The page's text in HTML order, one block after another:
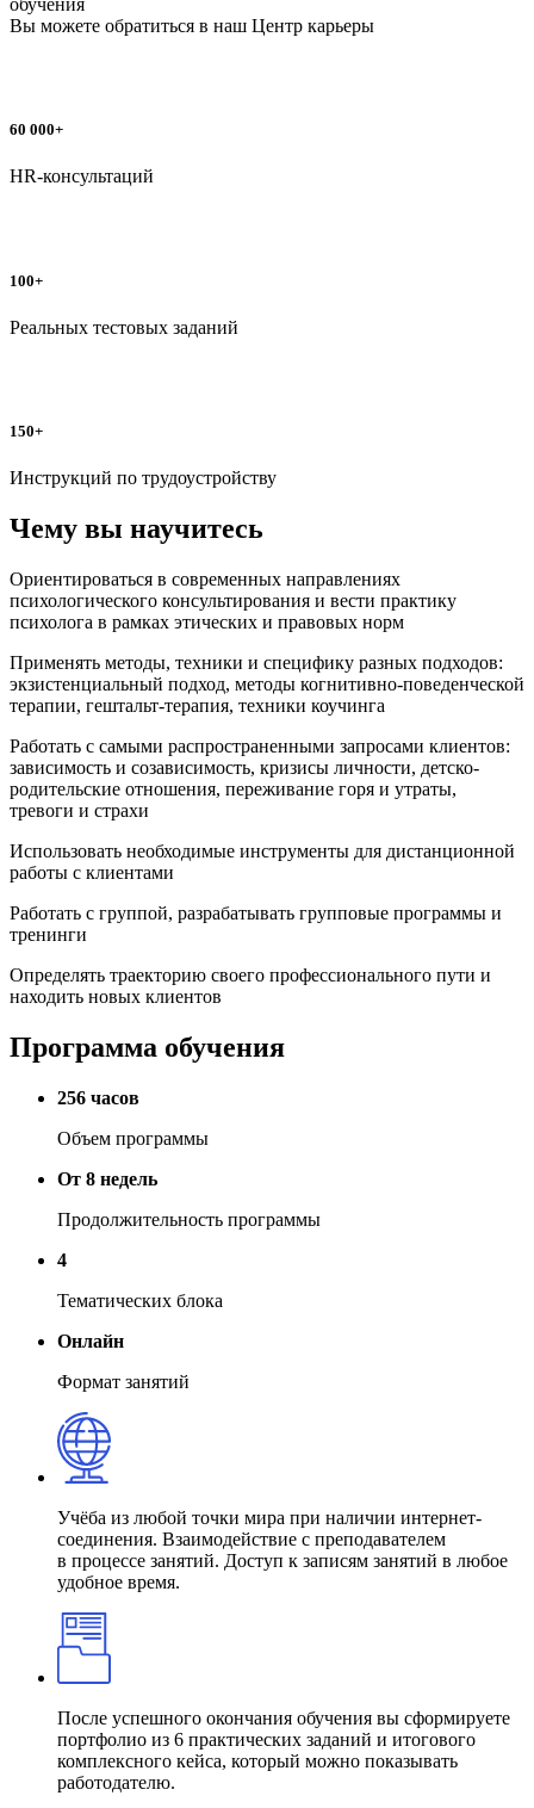
обучения
Вы можете обратиться в наш Центр карьеры
60 000+
HR-консультаций
100+
Реальных тестовых заданий
150+
Инструкций по трудоустройству
Чему вы научитесь
Ориентироваться в современных направлениях
психологического консультирования и вести практику
психолога в рамках этических и правовых норм
Применять методы, техники и специфику разных подходов:
экзистенциальный подход, методы когнитивно-поведенческой
терапии, гештальт-терапия, техники коучинга
Работать с самыми распространенными запросами клиентов:
зависимость и созависимость, кризисы личности, детско-
родительские отношения, переживание горя и утраты,
тревоги и страхи
Использовать необходимые инструменты для дистанционной
работы с клиентами
Работать с группой, разрабатывать групповые программы и
тренинги
Определять траекторию своего профессионального пути и
находить новых клиентов
Программа обучения
256 часов
Объем программы
От 8 недель
Продолжительность программы
4
Тематических блока
Онлайн
Формат занятий
Учёба из любой точки мира при наличии интернет-
соединения. Взаимодействие с преподавателем
в процессе занятий. Доступ к записям занятий в любое
удобное время.
После успешного окончания обучения вы сформируете
портфолио из 6 практических заданий и итогового
комплексного кейса, который можно показывать
работодателю.